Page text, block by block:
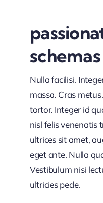
schemas
Nulla facilisi.
massa. Cras
tortor. Integer id
nisl felis venenatis
ultrices sit amet,
eget ante. Nulla
Vestibulum nisi
ultricies pede.